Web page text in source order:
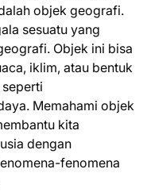
objek geografi.
sesuatu yang
Objek ini bisa
iklim, atau bentuk
Memahami objek
kita
dengan
fenomena